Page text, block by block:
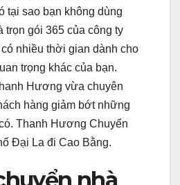
tại sao bạn không dùng
trọn gói 365 của công ty
nhiều thời gian dành cho
trọng khác của bạn.
Hương vừa chuyên
hàng giảm bớt những
Thanh Hương Chuyển
Đại La đi Cao Bằng.